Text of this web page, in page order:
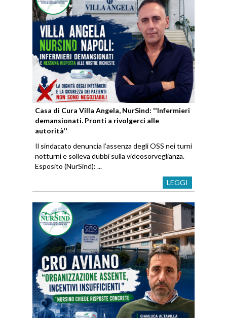
Casa di Cura Villa Angela, NurSind: ''Infermieri
demansionati. Pronti a rivolgerci alle
autorità''
Il sindacato denuncia l’assenza degli OSS nei turni
notturni e solleva dubbi sulla videosorveglianza.
Esposito (NurSind): ...
LEGGI